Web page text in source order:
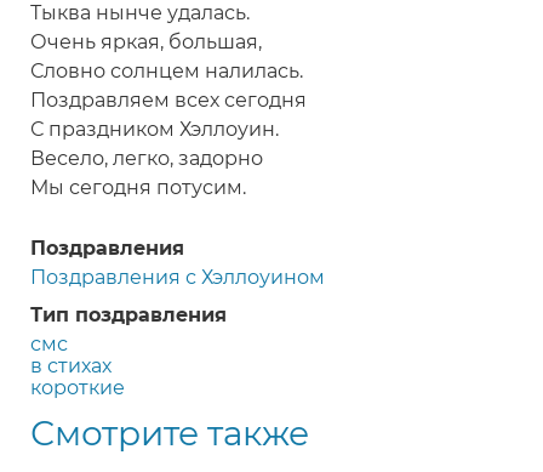
Тыква нынче удалась.
Очень яркая, большая,
Словно солнцем налилась.
Поздравляем всех сегодня
С праздником Хэллоуин.
Весело, легко, задорно
Мы сегодня потусим.
Поздравления
Поздравления с Хэллоуином
Тип поздравления
смс
в стихах
короткие
Смотрите также